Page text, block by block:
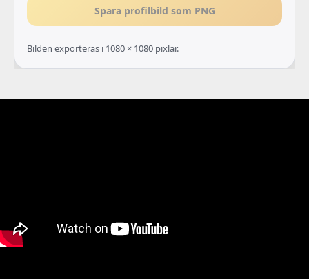
Spara profilbild som PNG
Bilden exporteras i 1080 × 1080 pixlar.